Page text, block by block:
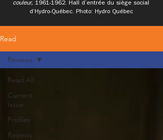
couleur, 1961-1962. Hall d’entrée du siège social
d’Hydro-Québec. Photo: Hydro Québec
Read
Read All
Current
Issue
Profiles
Reviews
Reviews